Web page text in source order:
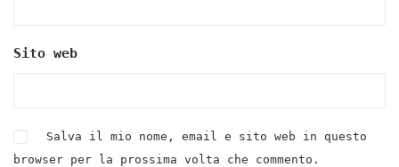
Sito web
Salva il mio nome, email e sito web in questo
browser per la prossima volta che commento.